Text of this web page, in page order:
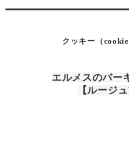
クッキー（
エルメスのバー
【ルージ